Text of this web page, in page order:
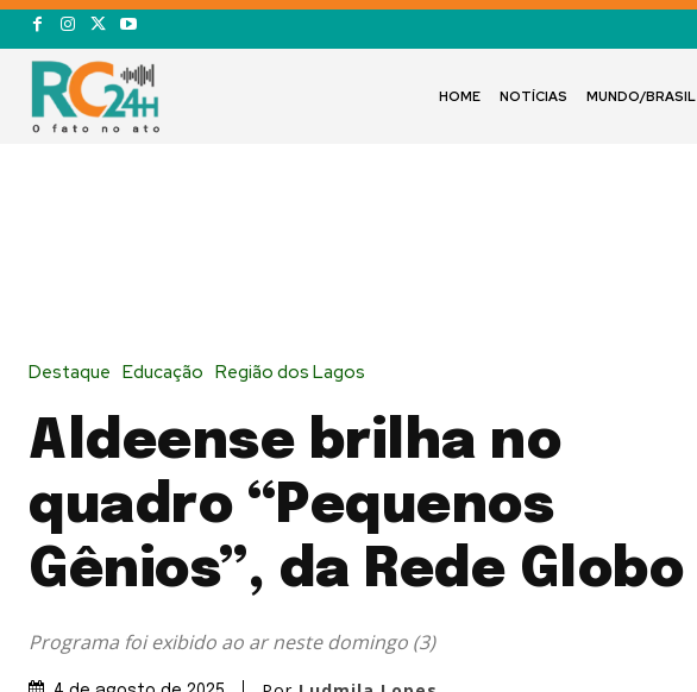
HOME NOTÍCIAS MUNDO/BRASIL
Destaque Educação Região dos Lagos
Aldeense brilha no
quadro “Pequenos
Gênios”, da Rede Globo
Programa foi exibido ao ar neste domingo (3)